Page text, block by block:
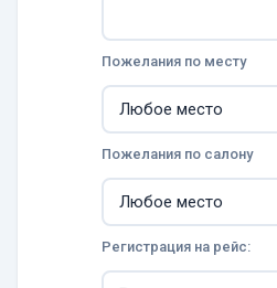
Пожелания по месту
Пожелания по салону
Регистрация на рейс: